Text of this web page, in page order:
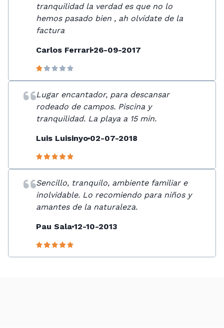
tranquilidad la verdad es que no lo
hemos pasado bien , ah olvídate de la
factura
Carlos Ferrari 26-09-2017
Lugar encantador, para descansar
rodeado de campos. Piscina y
tranquilidad. La playa a 15 min.
Luis Luisinyo 02-07-2018
Sencillo, tranquilo, ambiente familiar e
inolvidable. Lo recomiendo para niños y
amantes de la naturaleza.
Pau Sala 12-10-2013